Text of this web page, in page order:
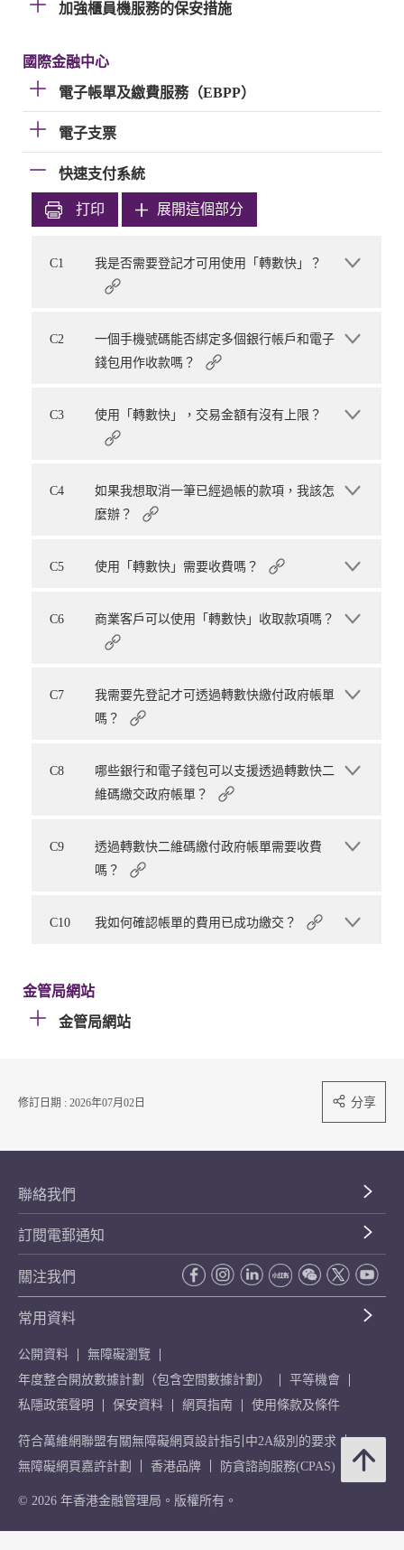
加強櫃員機服務的保安措施
國際金融中心
電子帳單及繳費服務（EBPP）
電子支票
快速支付系統
打印 展開這個部分
C1 我是否需要登記才可用使用「轉數快」？
C2
一個手機號碼能否綁定多個銀行帳戶和電子
錢包用作收款嗎？
C3 使用「轉數快」，交易金額有沒有上限？
C4
如果我想取消一筆已經過帳的款項，我該怎
麼辦？
C5 使用「轉數快」需要收費嗎？
C6 商業客戶可以使用「轉數快」收取款項嗎？
C7
我需要先登記才可透過轉數快繳付政府帳單
嗎？
C8
哪些銀行和電子錢包可以支援透過轉數快二
維碼繳交政府帳單？
C9
透過轉數快二維碼繳付政府帳單需要收費
嗎？
C10 我如何確認帳單的費用已成功繳交？
金管局網站
金管局網站
修訂日期 : 2026年07月02日 分享
聯絡我們
訂閱電郵通知
關注我們
常用資料
公開資料
無障礙瀏覽
年度整合開放數據計劃（包含空間數據計劃）
平等機會
私隱政策聲明
保安資料 網頁指南 使用條款及條件
符合萬維網聯盟有關無障礙網頁設計指引中2A級別的要求
無障礙網頁嘉許計劃
香港品牌 防貪諮詢服務(CPAS)
© 2026 年香港金融管理局。版權所有。